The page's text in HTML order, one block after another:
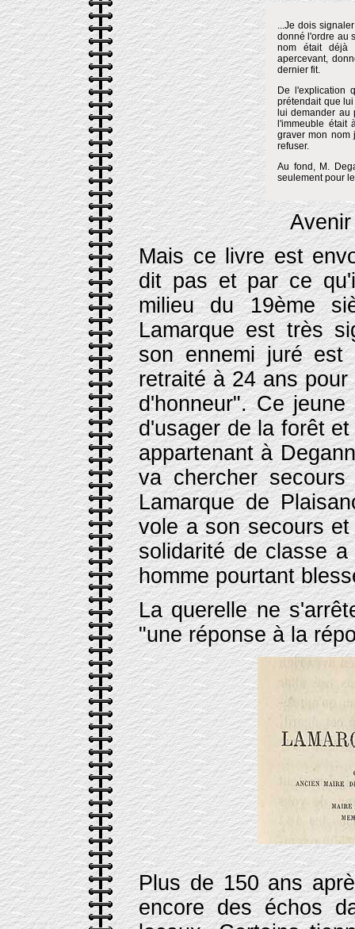
...Je dois
donné l'ordre au
nom était déjà
apercevant,
dernier fit.
De l'explication
prétendait que
lui demander au
l'immeuble
graver mon nom
refuser.
Au fond, M.
seulement pour
Mais ce livre est
dit pas et par ce
milieu du 19ème
Lamarque est très
son ennemi juré est
retraité à 24 ans
d'honneur". Ce
d'usager de la forêt
appartenant à
va chercher
Lamarque de
vole a son secours
solidarité de classe
homme pourtant
La querelle ne
"une réponse à la
Plus de 150 ans
encore des échos